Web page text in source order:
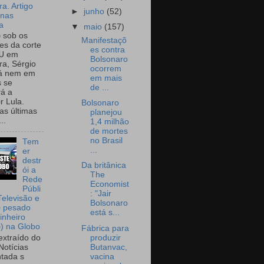
Artigo
sob os
da corte
em
Sérgio
nem em
se
a
Lula.
últimas
Tem
er
destr
ói a
Rede
Públi
e
pesado
na Globo
do
s
► junho (52)
▼ maio (157)
Manifestaçõ
es contra
Bolsonaro
ocorrem
em mais
de ...
Bolsonaro
planejou
1,4 milhão
de mortes
no Brasil
...
Da britânica
The
Economist
: "Jair
Bolsonaro
está s...
Fábrica para
produzir
Butanvac,
vacina